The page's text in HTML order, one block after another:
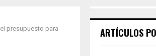
presupuesto para
ARTÍCULOS